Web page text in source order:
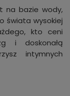
na bazie wody,
świata wysokiej
kto ceni
i doskonałą
intymnych